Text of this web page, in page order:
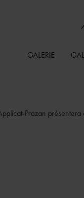
GALERIE
Prazan